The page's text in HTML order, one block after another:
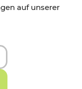
auf unserer